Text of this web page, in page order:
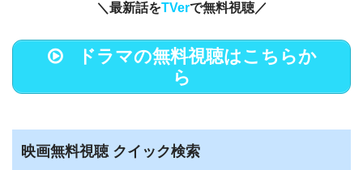
＼最新話をTVerで無料視聴／
ドラマの無料視聴はこちらか
ら
映画無料視聴 クイック検索